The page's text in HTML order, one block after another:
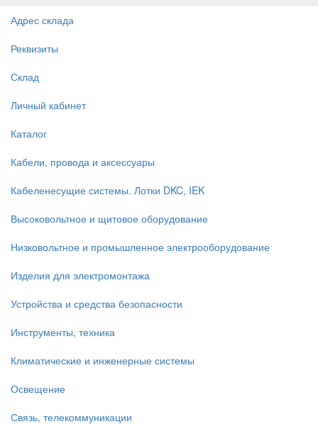
Адрес склада
Реквизиты
Склад
Личный кабинет
Каталог
Кабели, провода и аксессуары
Кабеленесущие системы. Лотки DKC, IEK
Высоковольтное и щитовое оборудование
Низковольтное и промышленное электрооборудование
Изделия для электромонтажа
Устройства и средства безопасности
Инструменты, техника
Климатические и инженерные системы
Освещение
Связь, телекоммуникации